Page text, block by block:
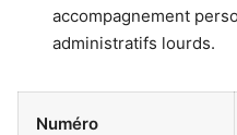
accompagnement
administratifs lourds.
Numéro